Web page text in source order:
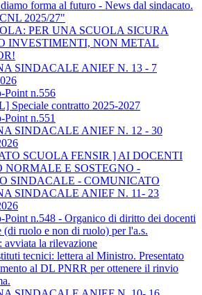
forma al futuro - News dal sindacato.
2025/27"
PER UNA SCUOLA SICURA
INVESTIMENTI, NON METAL
SINDACALE ANIEF N. 13 - 7
Point n.556
Speciale contratto 2025-2027
Point n.551
SINDACALE ANIEF N. 12 - 30
SCUOLA FENSIR ] AI DOCENTI
NORMALE E SOSTEGNO -
SINDACALE - COMUNICATO
SINDACALE ANIEF N. 11- 23
Point n.548 - Organico di diritto dei docenti
(di ruolo e non di ruolo) per l'a.s.
avviata la rilevazione
tecnici: lettera al Ministro. Presentato
al DL PNRR per ottenere il rinvio